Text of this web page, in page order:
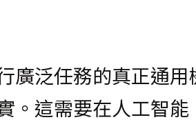
廣泛任務的真正通
。這需要在人工智